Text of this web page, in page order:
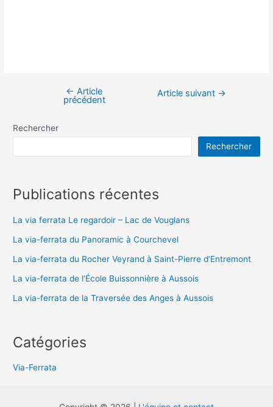
Navigation
l’article
← Article
précédent
Article suivant →
Rechercher
Rechercher
Publications récentes
La via ferrata Le regardoir – Lac de Vouglans
La via-ferrata du Panoramic à Courchevel
La via-ferrata du Rocher Veyrand à Saint-Pierre d’Entremont
La via-ferrata de l’École Buissonnière à Aussois
La via-ferrata de la Traversée des Anges à Aussois
Catégories
Via-Ferrata